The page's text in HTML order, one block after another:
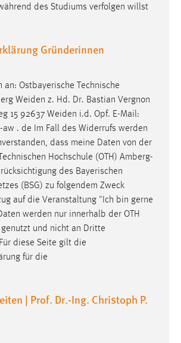
des Studiums verfolgen willst
Gründerinnen
an: Ostbayerische Technische
Weiden z. Hd. Dr. Bastian Vergnon
15 92637 Weiden i.d. Opf. E-Mail:
aw . de Im Fall des Widerrufs werden
dass meine Daten von der
Hochschule (OTH) Amberg-
des Bayerischen
(BSG) zu folgendem Zweck
auf die Veranstaltung "Ich bin gerne
werden nur innerhalb der OTH
genutzt und nicht an Dritte
diese Seite gilt die
für die
| Prof. Dr.-Ing. Christoph P.
man eingeloggt ist.
preference
die gewählte Sprache der Website.
MIBEW_UserID, mibew_locale, mibew-
5e9dbeb1811c0446
mibew-chat-frame-style-
= Sitzungslaufzeit, mibew_locale = 3